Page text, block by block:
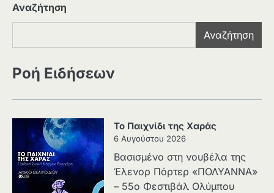
Αναζήτηση
Αναζήτηση
Ροή Ειδήσεων
Το Παιχνίδι της Χαράς
6 Αυγούστου 2026
Βασισμένο στη νουβέλα της
Έλενορ Πόρτερ «ΠΟΛΥΑΝΝΑ»
– 55ο Φεστιβάλ Ολύμπου